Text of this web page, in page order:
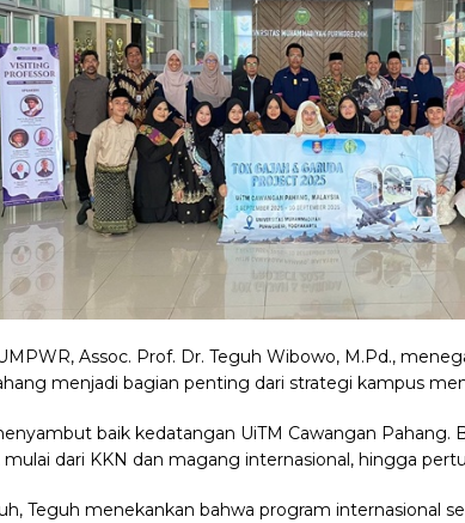
Assoc. Prof. Dr. Teguh Wibowo, M.Pd.,
menjadi bagian penting dari strategi kampus
baik kedatangan UiTM Cawangan Pahang.
mulai dari KKN dan magang internasional, hingga
Teguh menekankan bahwa program internasional